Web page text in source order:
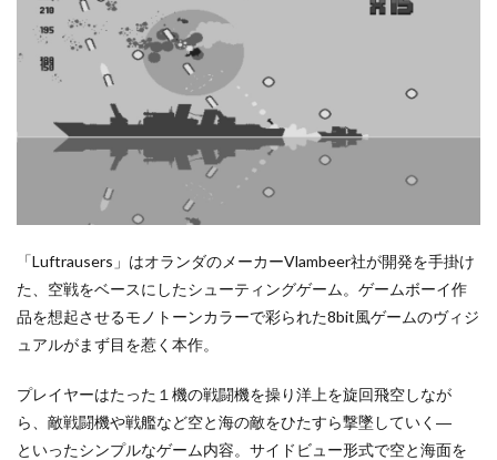
「Luftrausers」はオランダのメーカーVlambeer社が開発を手掛け
た、空戦をベースにしたシューティングゲーム。ゲームボーイ作
品を想起させるモノトーンカラーで彩られた8bit風ゲームのヴィジ
ュアルがまず目を惹く本作。
プレイヤーはたった１機の戦闘機を操り洋上を旋回飛空しなが
ら、敵戦闘機や戦艦など空と海の敵をひたすら撃墜していく―
といったシンプルなゲーム内容。サイドビュー形式で空と海面を